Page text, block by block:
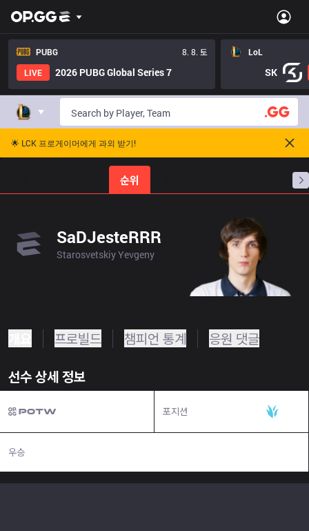
PUBG
8. 8. 토
LIVE
2026 PUBG Global Series 7
LoL
SK
🌟 LCK 프로게이머에게 과외 받기!
순위 프로빌
SaDJesteRRR
Starosvetskiy Yevgeny
프로빌드 챔피언 통계 응원 댓글
선수 상세 정보
포지션
우승